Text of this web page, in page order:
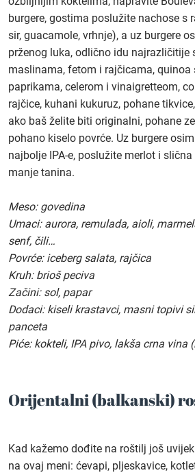
burgere, gostima poslužite nachose s
sir, guacamole, vrhnje), a uz burgere
prženog luka, odlično idu najrazličitije
maslinama, fetom i rajčicama, quinoa
paprikama, celerom i vinaigretteom,
rajčice, kuhani kukuruz, pohane
ako baš želite biti originalni, pohane
pohano kiselo povrće. Uz burgere
najbolje IPA-e, poslužite merlot i
manje tanina.
Meso: govedina
Umaci: aurora, remulada, aioli,
senf, čili…
Povrće: iceberg salata, rajčica
Kruh: brioš peciva
Začini: sol, papar
Dodaci: kiseli krastavci, masni topivi
panceta
Piće: kokteli, IPA pivo, lakša crna vina
Orijentalni (balkanski)
Kad kažemo dođite na roštilj još
na ovaj meni: ćevapi, pljeskavice,